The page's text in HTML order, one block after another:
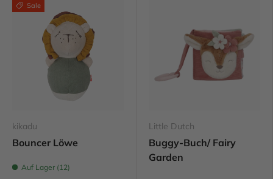
Sale
kikadu
Bouncer Löwe
Auf Lager (12)
Little Dutch
Buggy-Buch/ Fairy
Garden